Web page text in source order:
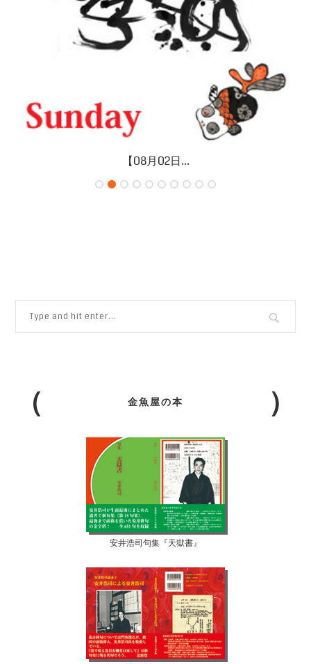
【08月02日...
金魚屋の本
安井浩司句集『天獄書』